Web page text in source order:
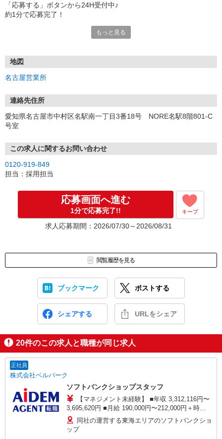
「応募する」ボタンから24H受付中♪
約1分で応募完了！
①応募から3営業日を目安に、メールorお電話でご連絡します。
★スマホでWEB面接（LINEなど）・出張面接・事務所面接と選べま
す
③面接実施（履歴書不要）
④勤務開始（スタート日は応相談）
お気軽にご応募ください♪
もっと見る
地図
名古屋営業所
連絡先住所
愛知県名古屋市中村区名駅南一丁目3番18号 NORE名駅8階801-C
号室
この求人に関するお問い合わせ
0120-919-849
担当：採用担当
応募画面へ進む
1分で応募完了!! キープ
求人応募期間：2026/07/30～2026/08/31
閲覧履歴を見る
ブックマーク ポストする
シェアする URLをシェア
20件のこの求人と職種が同じ求人
正社員
株式会社ベルパーク
ソフトバンクショップスタッフ
【マネジメント未経験】 ■年収 3,312,116円〜
3,695,620円 ■月給 190,000円〜212,000円＋時間
外手当 ※時間外勤務手当を月25時間想定として加
えております。 【マネジメント経験者】 ■年収
4,552,432円〜5,660,900円 ■月給 260,000円〜
同社の運営する東海エリアのソフトバンクショ
ップ